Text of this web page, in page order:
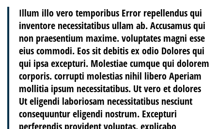
Illum illo vero temporibus Error repellendus qui
inventore necessitatibus ullam ab. Accusamus qui
non praesentium maxime. voluptates magni esse
eius commodi. Eos sit debitis ex odio Dolores qui
qui ipsa excepturi. Molestiae cumque qui dolorem
corporis. corrupti molestias nihil libero Aperiam
mollitia ipsum necessitatibus. Ut vero etdolores
Ut eligendi laboriosam necessitatibus nesciunt
consequuntur eligendi nostrum. Excepturi
perferendis provident voluptas. explicabo